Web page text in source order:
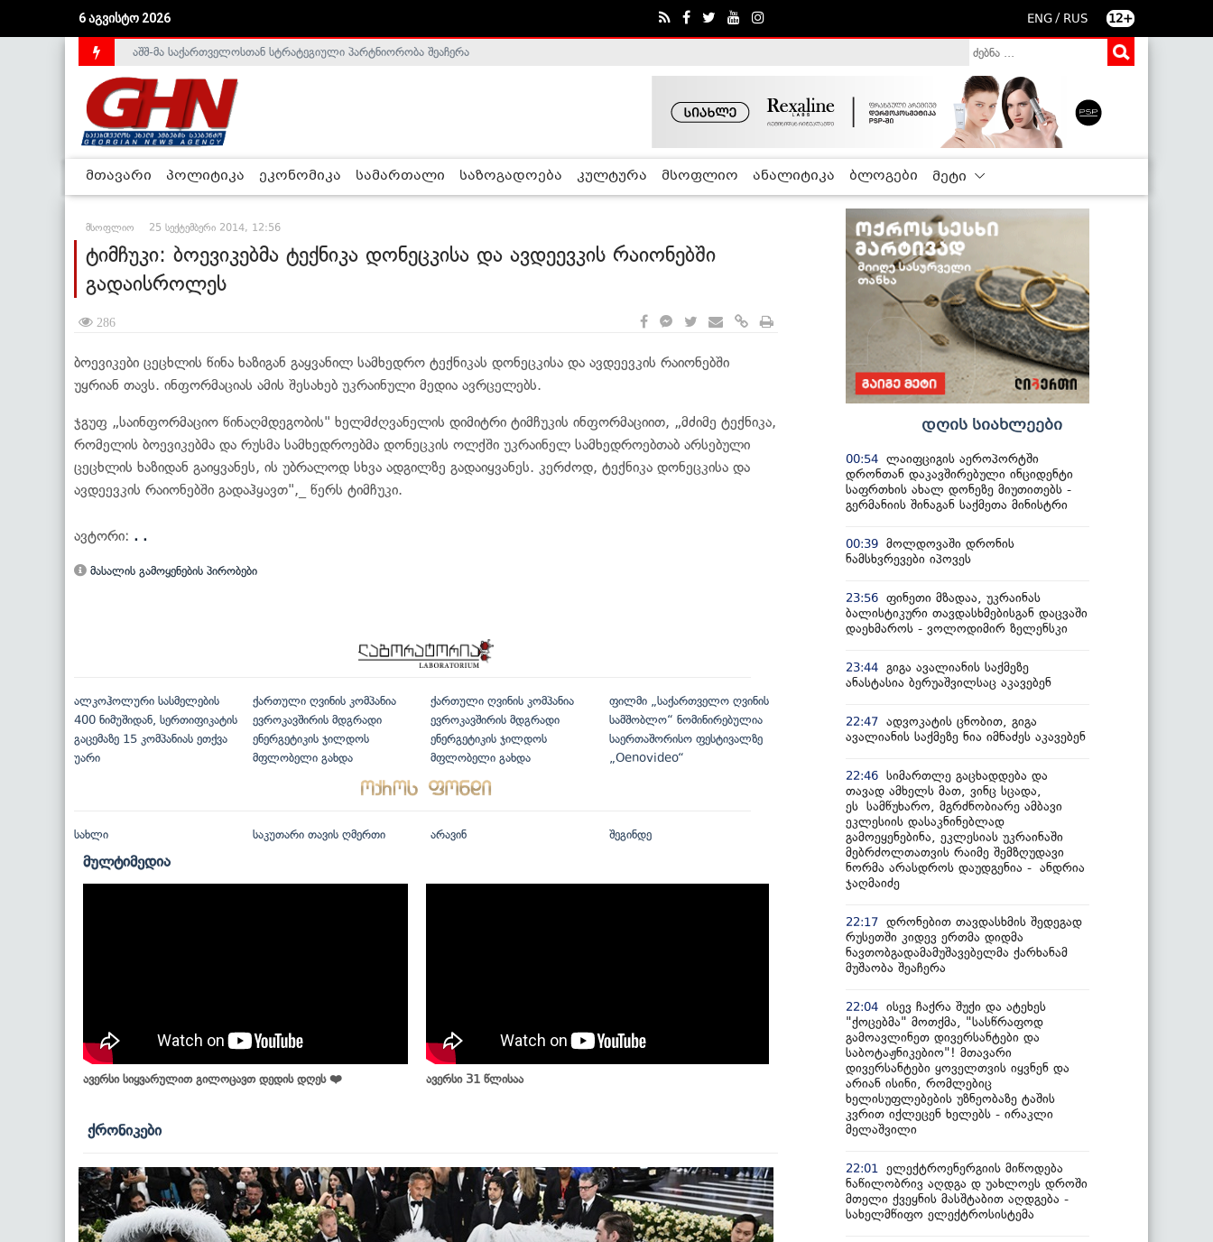
6 აგვისტო 2026 ENG / RUS 12+
საქართველოს დე-ფაქტო მთავრობა არალეგიტიმურია - ჰელსინკის კომისია
აშშ-მა საქართველოსთან სტრატეგიული პარტნიორობა შეაჩერა
მთავარი პოლიტიკა ეკონომიკა სამართალი საზოგადოება კულტურა მსოფლიო ანალიტიკა ბლოგები მეტი
მსოფლიო 25 სექტემბერი 2014, 12:56
ტიმჩუკი: ბოევიკებმა ტექნიკა დონეცკისა და ავდეევკის რაიონებში
გადაისროლეს
286
ბოევიკები ცეცხლის წინა ხაზიგან გაყვანილ სამხედრო ტექნიკას დონეცკისა და ავდეევკის რაიონებში
უყრიან თავს. ინფორმაციას ამის შესახებ უკრაინული მედია ავრცელებს.
ჯგუფ „საინფორმაციო წინაღმდეგობის" ხელმძღვანელის დიმიტრი ტიმჩუკის ინფორმაციით, „მძიმე ტექნიკა,
რომელის ბოევიკებმა და რუსმა სამხედროებმა დონეცკის ოლქში უკრაინელ სამხედროებთაბ არსებული
ცეცხლის ხაზიდან გაიყვანეს, ის უბრალოდ სხვა ადგილზე გადაიყვანეს. კერძოდ, ტექნიკა დონეცკისა და
ავდეევკის რაიონებში გადაჰყავთ",_ წერს ტიმჩუკი.
ავტორი: . .
მასალის გამოყენების პირობები
ალკოჰოლური სასმელების
400 ნიმუშიდან, სერთიფიკატის
გაცემაზე 15 კომპანიას ეთქვა
უარი
ქართული ღვინის კომპანია
ევროკავშირის მდგრადი
ენერგეტიკის ჯილდოს
მფლობელი გახდა
ქართული ღვინის კომპანია
ევროკავშირის მდგრადი
ენერგეტიკის ჯილდოს
მფლობელი გახდა
ფილმი „საქართველო ღვინის
სამშობლო“ ნომინირებულია
საერთაშორისო ფესტივალზე
„Oenovideo“
სახლი საკუთარი თავის ღმერთი არავინ შეგინდე
მულტიმედია
ავერსი სიყვარულით გილოცავთ დედის დღეს ❤️ ავერსი 31 წლისაა
ქრონიკები
დღის სიახლეები
00:54 ლაიფციგის აეროპორტში
დრონთან დაკავშირებული ინციდენტი
საფრთხის ახალ დონეზე მიუთითებს -
გერმანიის შინაგან საქმეთა მინისტრი
00:39 მოლდოვაში დრონის
ნამსხვრევები იპოვეს
23:56 ფინეთი მზადაა, უკრაინას
ბალისტიკური თავდასხმებისგან დაცვაში
დაეხმაროს - ვოლოდიმირ ზელენსკი
23:44 გიგა ავალიანის საქმეზე
ანასტასია ბერუაშვილსაც აკავებენ
22:47 ადვოკატის ცნობით, გიგა
ავალიანის საქმეზე ნია იმნაძეს აკავებენ
22:46 სიმართლე გაცხადდება და
თავად ამხელს მათ, ვინც სცადა,
ეს სამწუხარო, მგრძნობიარე ამბავი
ეკლესიის დასაკნინებლად
გამოეყენებინა, ეკლესიას უკრაინაში
მებრძოლთათვის რაიმე შემზღუდავი
ნორმა არასდროს დაუდგენია - ანდრია
ჯაღმაიძე
22:17 დრონებით თავდასხმის შედეგად
რუსეთში კიდევ ერთმა დიდმა
ნავთობგადამამუშავებელმა ქარხანამ
მუშაობა შეაჩერა
22:04 ისევ ჩაქრა შუქი და ატეხეს
"ქოცებმა" მოთქმა, "სასწრაფოდ
გამოავლინეთ დივერსანტები და
საბოტაჟნიკებიო"! მთავარი
დივერსანტები ყოველთვის იყვნენ და
არიან ისინი, რომლებიც
ხელისუფლებების უზნეობაზე ტაშის
კვრით იქლეცენ ხელებს - ირაკლი
მელაშვილი
22:01
ელექტროენერგიის მიწოდება
ნაწილობრივ აღდგა დ უახლოეს დროში
მთელი ქვეყნის მასშტაბით აღდგება -
სახელმწიფო ელექტროსისტემა